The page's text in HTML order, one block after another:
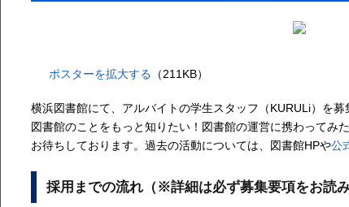
ポスターを拡大する （211KB）
横浜図書館にて、アルバイトの学生スタッフ（KURULi）を募
図書館のことをもっと知りたい！図書館の運営に携わってみ
お待ちしております。過去の活動については、図書館HPや公
採用までの流れ（※詳細は必ず募集要項をお読